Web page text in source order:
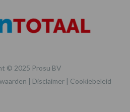
© 2025 Prosu BV
| Disclaimer| Cookiebeleid